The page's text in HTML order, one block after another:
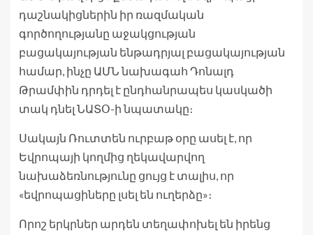
դաշնակիցներին իր ռազմական
գործողությանը աջակցության
բացակայության ենթադրյալ բացակայության
համար, ինչը ԱՄՆ նախագահ Դոնալդ
Թրամփին դրդել է ընդհանրապես կասկածի
տակ դնել ՆԱՏՕ-ի նպատակը։
Սակայն Ռուտտեն ուրբաթ օրը ասել է, որ
Եվրոպայի կողմից ղեկավարվող
նախաձեռնությունը ցույց է տալիս, որ
«եվրոպացիները լսել են ուղերձը»։
Որոշ երկրներ արդեն տեղափոխել են իրենց